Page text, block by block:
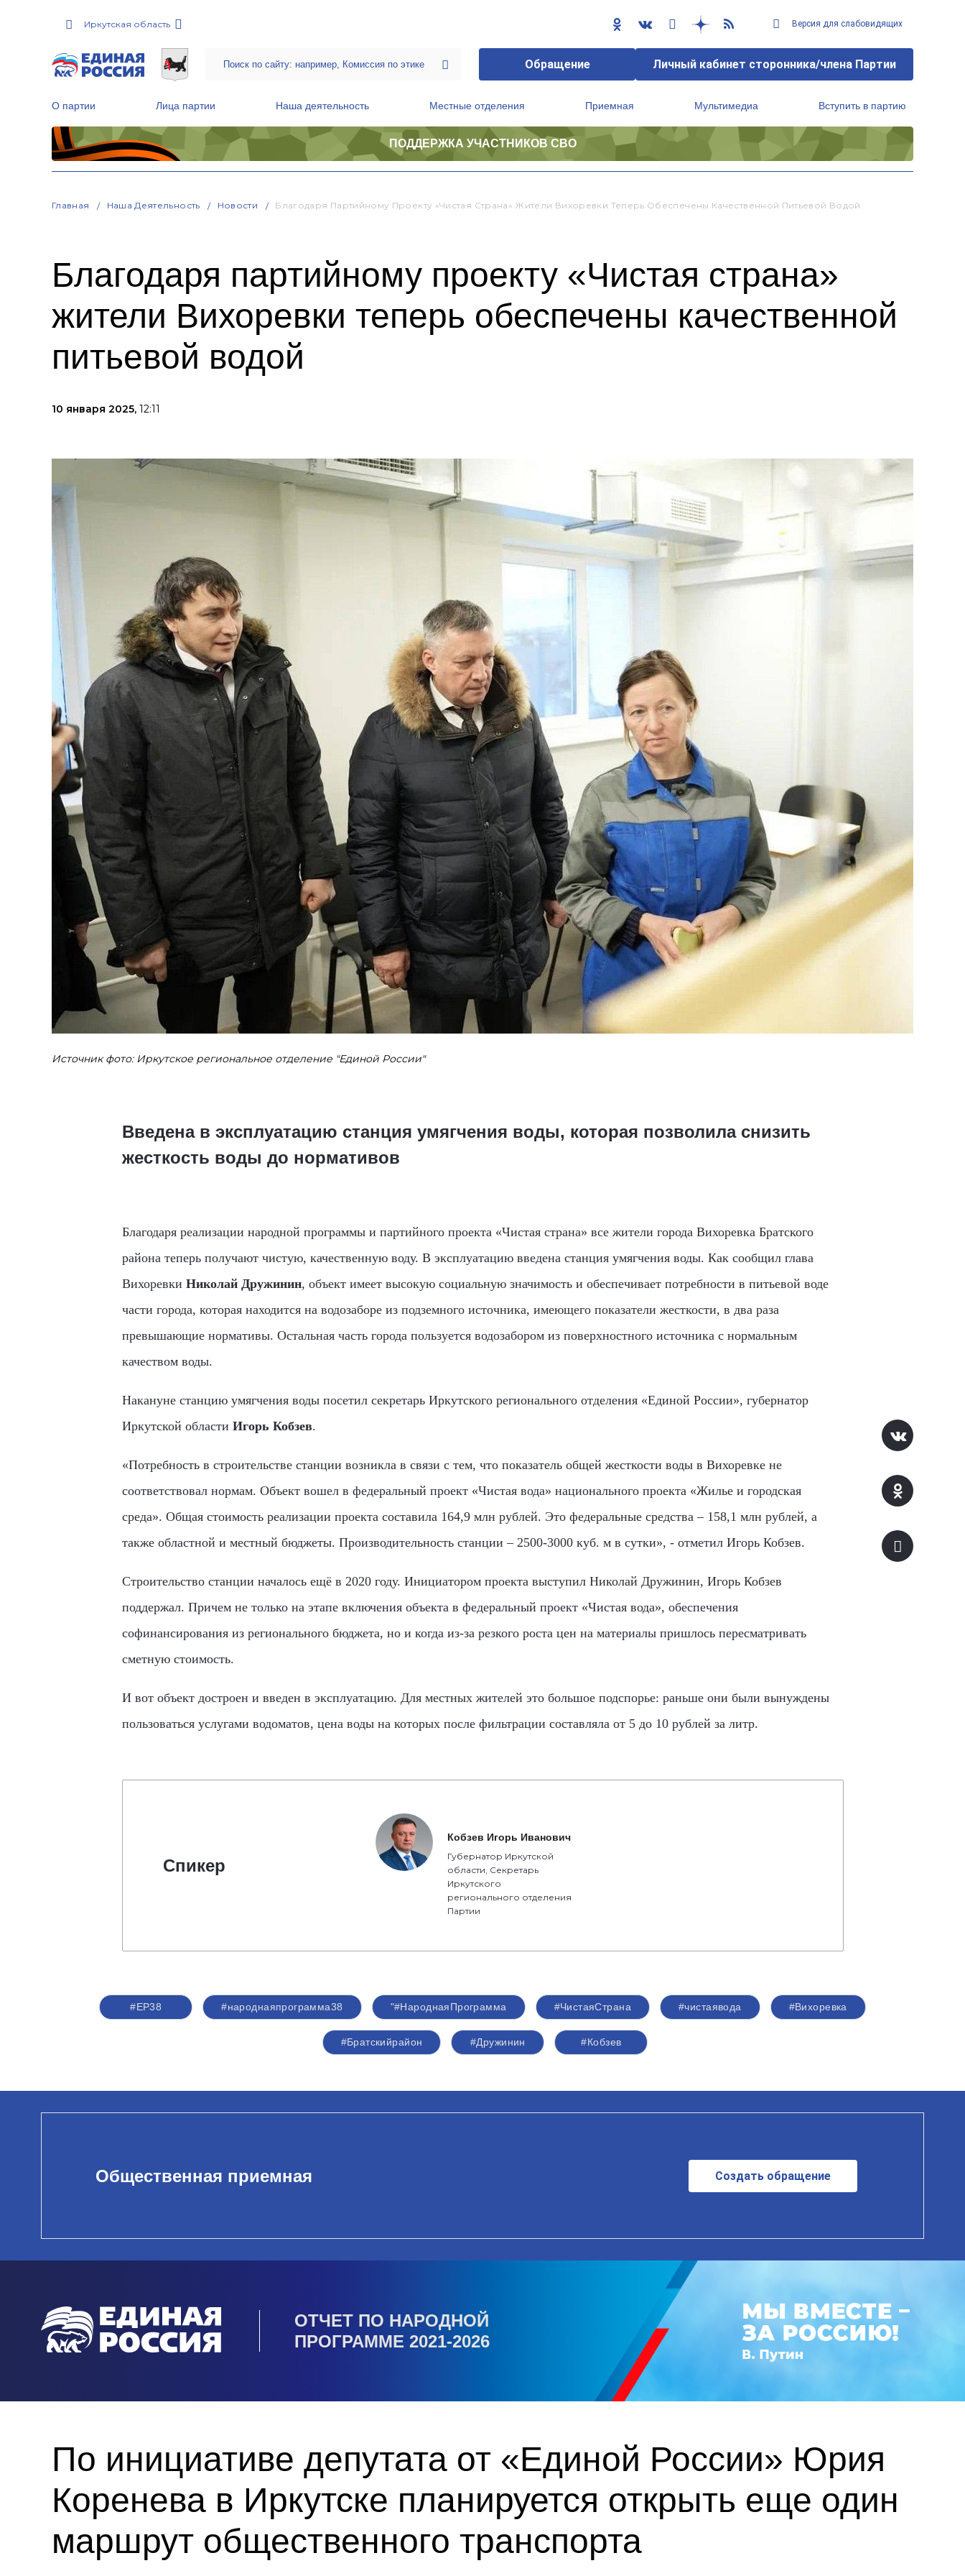
Иркутская область Версия для слабовидящих
Обращение Личный кабинет сторонника/члена Партии
О партии Лица партии Наша деятельность Местные отделения Приемная Мультимедиа Вступить в партию
ПОДДЕРЖКА УЧАСТНИКОВ СВО
Главная Наша Деятельность Новости Благодаря Партийному Проекту «Чистая Страна» Жители Вихоревки Теперь Обеспечены Качественной Питьевой Водой
Благодаря партийному проекту «Чистая страна»
жители Вихоревки теперь обеспечены качественной
питьевой водой
10 января 2025, 12:11
Источник фото: Иркутское региональное отделение "Единой России"
Введена в эксплуатацию станция умягчения воды, которая позволила снизить
жесткость воды до нормативов
Благодаря реализации народной программы и партийного проекта «Чистая страна» все жители города Вихоревка Братского
района теперь получают чистую, качественную воду. В эксплуатацию введена станция умягчения воды. Как сообщил глава
Вихоревки Николай Дружинин, объект имеет высокую социальную значимость и обеспечивает потребности в питьевой воде
части города, которая находится на водозаборе из подземного источника, имеющего показатели жесткости, в два раза
превышающие нормативы. Остальная часть города пользуется водозабором из поверхностного источника с нормальным
качеством воды.
Накануне станцию умягчения воды посетил секретарь Иркутского регионального отделения «Единой России», губернатор
Иркутской области Игорь Кобзев.
«Потребность в строительстве станции возникла в связи с тем, что показатель общей жесткости воды в Вихоревке не
соответствовал нормам. Объект вошел в федеральный проект «Чистая вода» национального проекта «Жилье и городская
среда». Общая стоимость реализации проекта составила 164,9 млн рублей. Это федеральные средства – 158,1 млн рублей, а
также областной и местный бюджеты. Производительность станции – 2500-3000 куб. м в сутки», - отметил Игорь Кобзев.
Строительство станции началось ещё в 2020 году. Инициатором проекта выступил Николай Дружинин, Игорь Кобзев
поддержал. Причем не только на этапе включения объекта в федеральный проект «Чистая вода», обеспечения
софинансирования из регионального бюджета, но и когда из-за резкого роста цен на материалы пришлось пересматривать
сметную стоимость.
И вот объект достроен и введен в эксплуатацию. Для местных жителей это большое подспорье: раньше они были вынуждены
пользоваться услугами водоматов, цена воды на которых после фильтрации составляла от 5 до 10 рублей за литр.
Спикер
Кобзев Игорь Иванович
Губернатор Иркутской
области, Секретарь
Иркутского
регионального отделения
Партии
#ЕР38 #народнаяпрограмма38 "#НароднаяПрограмма #ЧистаяСтрана #чистаявода #Вихоревка
#Братскийрайон #Дружинин #Кобзев
Общественная приемная Создать обращение
ОТЧЕТ ПО НАРОДНОЙ
ПРОГРАММЕ 2021-2026
По инициативе депутата от «Единой России» Юрия
Коренева в Иркутске планируется открыть еще один
маршрут общественного транспорта